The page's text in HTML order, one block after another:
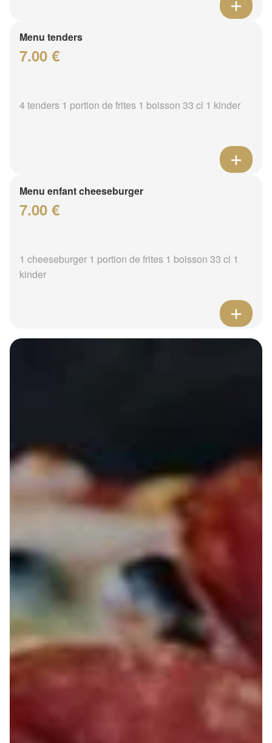
Menu tenders
7.00 €
4 tenders 1 portion de frites 1 boisson 33 cl 1 kinder
Menu enfant cheeseburger
7.00 €
1 cheeseburger 1 portion de frites 1 boisson 33 cl 1
kinder